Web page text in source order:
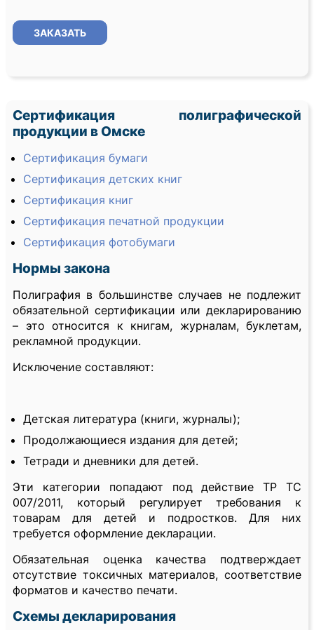
ЗАКАЗАТЬ
Сертификация полиграфической
продукции в Омске
Сертификация бумаги
Сертификация детских книг
Сертификация книг
Сертификация печатной продукции
Сертификация фотобумаги
Нормы закона
Полиграфия в большинстве случаев не подлежит
обязательной сертификации или декларированию
– это относится к книгам, журналам, буклетам,
рекламной продукции.
Исключение составляют:
Детская литература (книги, журналы);
Продолжающиеся издания для детей;
Тетради и дневники для детей.
Эти категории попадают под действие ТР ТС
007/2011, который регулирует требования к
товарам для детей и подростков. Для них
требуется оформление декларации.
Обязательная оценка качества подтверждает
отсутствие токсичных материалов, соответствие
форматов и качество печати.
Схемы декларирования